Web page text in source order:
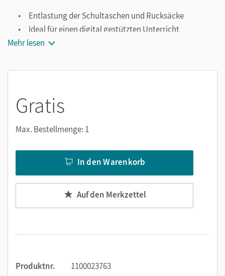
Entlastung der Schultaschen und Rucksäcke
Ideal für einen digital gestützten Unterricht
Notiz- und Markierungsmöglichkeit
Notizen erstellen
Markierungen setzen
Suchen im Text
Zoomen
Mehr lesen
Gratis
Max. Bestellmenge: 1
In den Warenkorb
Auf den Merkzettel
Produktnr.
1100023763